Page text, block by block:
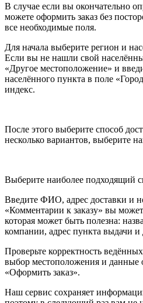
В случае если вы окончательно
можете оформить заказ без
все необходимые поля.
Для начала выберите регион и
Если вы не нашли свой
«Другое местоположение» и
населённого пункта в поле
индекс.
После этого выберите способ
несколько вариантов, выберите
Выберите наиболее подходящий
Введите ФИО, адрес доставки и
«Комментарии к заказу» вы
которая может быть полезна:
компании, адрес пункта выдачи и
Проверьте корректность
выбор местоположения и данные
«Оформить заказ».
Наш сервис сохраняет